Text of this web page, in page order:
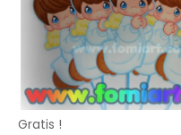
Gratis !